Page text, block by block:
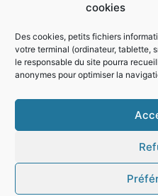
cookies
Des cookies, petits fichiers
votre terminal (ordinateur, tablette,
le responsable du site pourra
anonymes pour optimiser la
Horaires